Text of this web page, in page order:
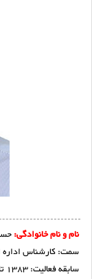
نام و نام خانوادگی:
سمت: کارشناس
سابقه فعالیت: 1383 تاکنون